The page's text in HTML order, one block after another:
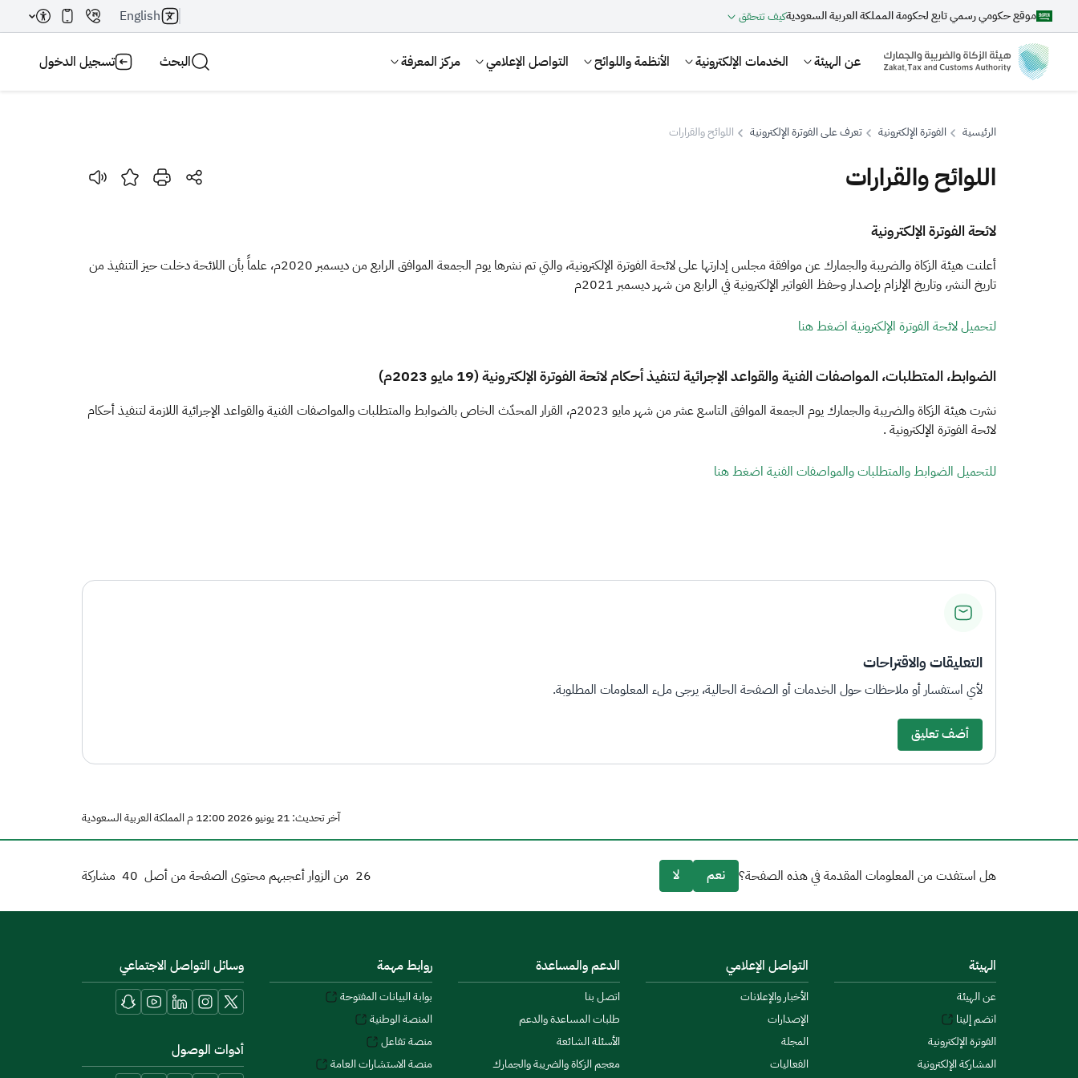
موقع حكومي رسمي تابع لحكومة المملكة العربية السعوديةكيف تتحقق English
عن الهيئة الخدمات الإلكترونية الأنظمة واللوائح التواصل الإعلامي مركز المعرفة البحث تسجيل الدخول
بحث
اقتراحات
الرئيسية الفوترة الإلكترونية تعرف على الفوترة الإلكترونية اللوائح والقرارات
اللوائح والقرارات
​​​ ​لائحة الفوترة الإلكترونية
أعلنت هيئة الزكاة والضريبة والجمارك عن موافقة مجلس إدارتها على لائحة الفوترة الإلكترونية، والتي تم نشرها يوم الجمعة الموافق الرابع من ديسمبر 2020م، علماً بأن اللائحة دخلت حيز التنفيذ من
تاريخ النشر، وتاريخ الإلزام بإصدار وحفظ الفواتير الإلكترونية في الرابع من شهر ديسمبر 2021م
لتحميل ​​​​لائحة الفوترة الإلكترونية​ اضغط هنا
الضوابط، المتطلبات، المواصفات الفنية والقواعد الإجرائية لتنفيذ أحكام لائحة الفوترة الإلكترونية (19 مايو 2023م)
نشرت هيئة الزكاة والضريبة والجمارك يوم الجمعة الموافق التاسع عشر من شهر مايو 2023م، القرار المحدّث الخاص بالضوابط والمتطلبات والمواصفات الفنية والقواعد الإجرائية اللازمة لتنفيذ أحكام
لائحة الفوترة الإلكترونية .​
للتحميل الضوابط والمتطلبات والمواصفات الفنية اضغط هنا
التعليقات والاقتراحات
لأي استفسار أو ملاحظات حول الخدمات أو الصفحة الحالية، يرجى ملء المعلومات المطلوبة.
أضف تعليق
آخر تحديث: 21 يونيو 2026 12:00 م المملكة العربية السعودية
26 من الزوار أعجبهم محتوى الصفحة من أصل 40 مشاركة هل استفدت من المعلومات المقدمة في هذه الصفحة؟ نعم لا
الهيئة
عن الهيئة
انضم إلينا
الفوترة الإلكترونية
المشاركة الإلكترونية
التواصل الإعلامي
الأخبار والإعلانات
الإصدارات
المجلة
الفعاليات
الدعم والمساعدة
اتصل بنا
طلبات المساعدة والدعم
الأسئلة الشائعة
معجم الزكاة والضريبة والجمارك
روابط مهمة
بوابة البيانات المفتوحة
المنصة الوطنية
منصة تفاعل
منصة الاستشارات العامة
وسائل التواصل الاجتماعي
أدوات الوصول